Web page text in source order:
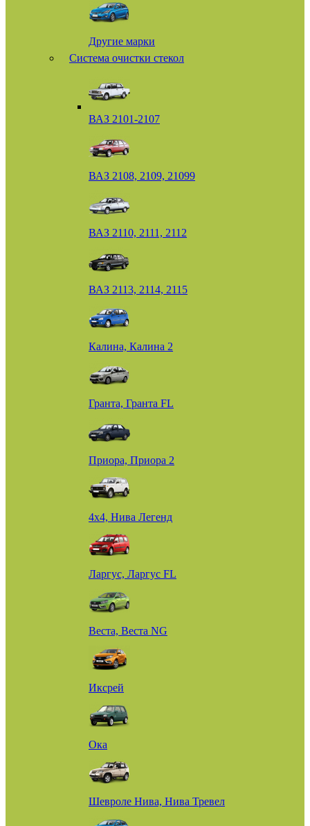
Другие марки
Система очистки стекол
ВАЗ 2101-2107
ВАЗ 2108, 2109, 21099
ВАЗ 2110, 2111, 2112
ВАЗ 2113, 2114, 2115
Калина, Калина 2
Гранта, Гранта FL
Приора, Приора 2
4х4, Нива Легенд
Ларгус, Ларгус FL
Веста, Веста NG
Иксрей
Ока
Шевроле Нива, Нива Тревел